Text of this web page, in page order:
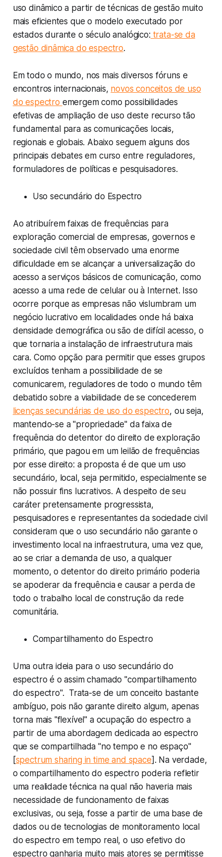
uso dinâmico a partir de técnicas de gestão muito
mais eficientes que o modelo executado por
estados durante o século analógico: trata-se da
gestão dinâmica do espectro.
Em todo o mundo, nos mais diversos fóruns e
encontros internacionais, novos conceitos de uso
do espectro emergem como possibilidades
efetivas de ampliação de uso deste recurso tão
fundamental para as comunicações locais,
regionais e globais. Abaixo seguem alguns dos
principais debates em curso entre reguladores,
formuladores de políticas e pesquisadores.
Uso secundário do Espectro
Ao atribuírem faixas de frequências para
exploração comercial de empresas, governos e
sociedade civil têm observado uma enorme
dificuldade em se alcançar a universalização do
acesso a serviços básicos de comunicação, como
acesso a uma rede de celular ou à Internet. Isso
ocorre porque as empresas não vislumbram um
negócio lucrativo em localidades onde há baixa
densidade demográfica ou são de difícil acesso, o
que tornaria a instalação de infraestrutura mais
cara. Como opção para permitir que esses grupos
excluídos tenham a possibilidade de se
comunicarem, reguladores de todo o mundo têm
debatido sobre a viabilidade de se concederem
licenças secundárias de uso do espectro, ou seja,
mantendo-se a "propriedade" da faixa de
frequência do detentor do direito de exploração
primário, que pagou em um leilão de frequências
por esse direito: a proposta é de que um uso
secundário, local, seja permitido, especialmente se
não possuir fins lucrativos. A despeito de seu
caráter pretensamente progressista,
pesquisadores e representantes da sociedade civil
consideram que o uso secundário não garante o
investimento local na infraestrutura, uma vez que,
ao se criar a demanda de uso, a qualquer
momento, o detentor do direito primário poderia
se apoderar da frequência e causar a perda de
todo o trabalho local de construção da rede
comunitária.
Compartilhamento do Espectro
Uma outra ideia para o uso secundário do
espectro é o assim chamado "compartilhamento
do espectro". Trata-se de um conceito bastante
ambíguo, pois não garante direito algum, apenas
torna mais "flexível" a ocupação do espectro a
partir de uma abordagem dedicada ao espectro
que se compartilhada "no tempo e no espaço"
[spectrum sharing in time and space]. Na verdade,
o compartilhamento do espectro poderia refletir
uma realidade técnica na qual não haveria mais
necessidade de funcionamento de faixas
exclusivas, ou seja, fosse a partir de uma base de
dados ou de tecnologias de monitoramento local
do espectro em tempo real, o uso efetivo do
espectro ganharia muito mais atores se permitisse